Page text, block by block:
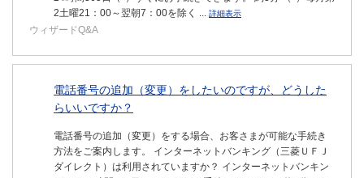
2土曜21：00～翌朝7：00を除く ... 詳細表示
ウィザードQ&A
電話番号の追加（変更）をしたいのですが、どうした
らいいですか？
電話番号の追加（変更）をする場合、お客さまが可能な手続き
方法をご案内します。 インターネットバンキング（三菱ＵＦＪ
ダイレクト）は利用されていますか？ インターネットバンキン